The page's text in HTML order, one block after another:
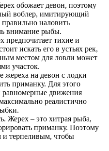
обожает девон, поэтому
воблер, имитирующий
наловить
внимание рыбы.
предпочитает тихие и
искать его в устьях рек,
местом для ловли может
участок.
жереха на девон с лодки
приманку. Для этого
равномерные движения
реалистично
Жерех – это хитрая рыба,
приманку. Поэтому
терпеливым, чтобы